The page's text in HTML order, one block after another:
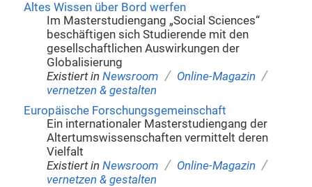
Altes Wissen über Bord werfen
Im Masterstudiengang „Social Sciences“
beschäftigen sich Studierende mit den
gesellschaftlichen Auswirkungen der
Globalisierung
Existiert in Newsroom / Online-Magazin /
vernetzen & gestalten
Europäische Forschungsgemeinschaft
Ein internationaler Masterstudiengang der
Altertumswissenschaften vermittelt deren
Vielfalt
Existiert in Newsroom / Online-Magazin /
vernetzen & gestalten